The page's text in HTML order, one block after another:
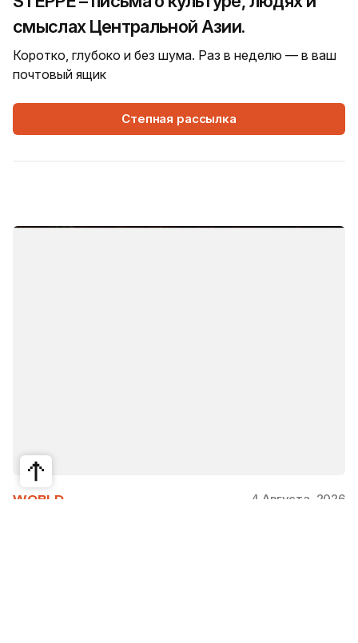
смыслах Центральной Азии.
Коротко, глубоко и без шума. Раз в неделю — в ваш
почтовый ящик
Степная рассылка
WORLD 4 Августа, 2026